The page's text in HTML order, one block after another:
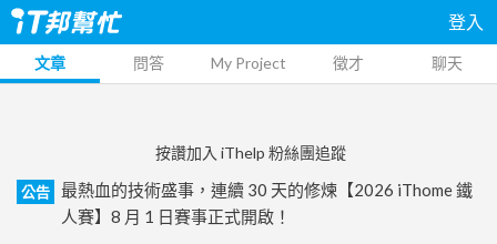
登入
文章 問答 My Project 徵才 聊天
按讚加入 iThelp 粉絲團追蹤
公告
最熱血的技術盛事，連續 30 天的修煉【2026 iThome 鐵
人賽】8 月 1 日賽事正式開啟！